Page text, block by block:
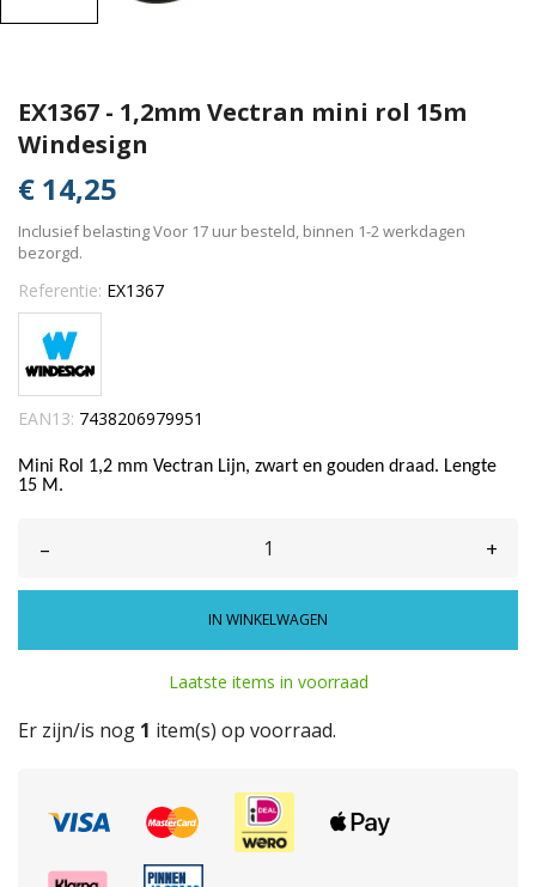
EX1367 - 1,2mm Vectran mini rol 15m
Windesign
€ 14,25
Inclusief belastingVoor 17 uur besteld, binnen 1-2 werkdagen
bezorgd.
Referentie: EX1367
EAN13: 7438206979951
Mini Rol 1,2 mm Vectran Lijn, zwart en gouden draad. Lengte
15 M.
– +
IN WINKELWAGEN
Laatste items in voorraad
Er zijn/is nog 1 item(s) op voorraad.